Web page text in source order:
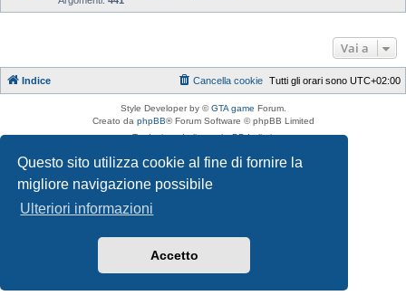
Questo sito utilizza cookie al fine di fornire la
migliore navigazione possibile
Ulteriori informazioni
Accetto
Vai a
Indice Tutti gli orari sono UTC+02:00
Cancella cookie
Style Developer by ©GTA game Forum.
Creato da phpBB® Forum Software © phpBB Limited
Traduzione ItalianaphpBB-Italia.it